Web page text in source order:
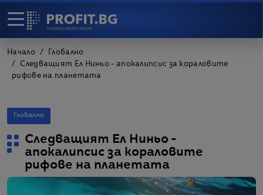
Начало
Глобално
Следващият Ел Ниньо - апокалипсис за кораловите
рифове на планетата
Глобално
Следващият Ел Ниньо -
апокалипсис за кораловите
рифове на планетата